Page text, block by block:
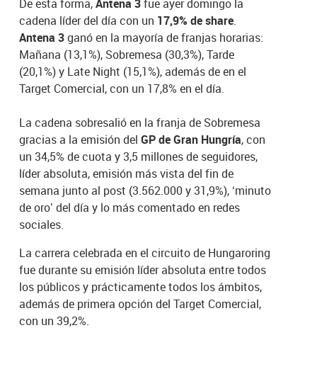
De esta forma,Antena 3fue ayer domingo la
cadena líder del día con un 17,9% de share.
Antena 3ganó en la mayoría de franjas horarias:
Mañana (13,1%), Sobremesa (30,3%), Tarde
(20,1%) y Late Night (15,1%), además de en el
Target Comercial, con un 17,8% en el día.
La cadena sobresalió en la franja de Sobremesa
gracias a la emisión delGP de Gran Hungría, con
un 34,5% de cuota y 3,5 millones de seguidores,
líder absoluta, emisión más vista del fin de
semana junto al post (3.562.000 y 31,9%), ‘minuto
de oro’ del día y lo más comentado en redes
sociales.
La carrera celebrada en el circuito de Hungaroring
fue durante su emisión líder absoluta entre todos
los públicos y prácticamente todos los ámbitos,
además de primera opción del Target Comercial,
con un 39,2%.